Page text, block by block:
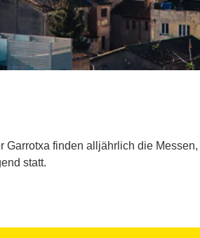
finden alljährlich die
statt.